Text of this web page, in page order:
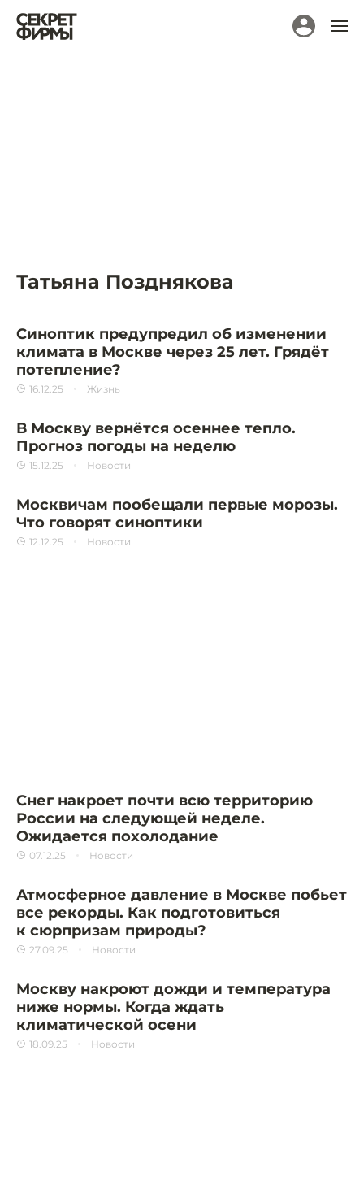
Татьяна Позднякова
Синоптик предупредил об изменении
климата в Москве через 25 лет. Грядёт
потепление?
16.12.25 Жизнь
В Москву вернётся осеннее тепло.
Прогноз погоды на неделю
15.12.25 Новости
Москвичам пообещали первые морозы.
Что говорят синоптики
12.12.25 Новости
Снег накроет почти всю территорию
России на следующей неделе.
Ожидается похолодание
07.12.25 Новости
Атмосферное давление в Москве побьет
все рекорды. Как подготовиться
к сюрпризам природы?
27.09.25 Новости
Москву накроют дожди и температура
ниже нормы. Когда ждать
климатической осени
18.09.25 Новости